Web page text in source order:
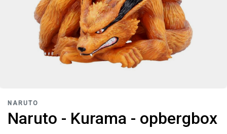
NARUTO
Naruto - Kurama - opbergbox